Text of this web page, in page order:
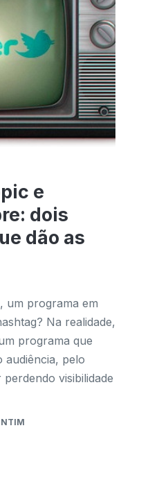
e
dois
dão as
um programa em
Na realidade,
programa que
audiência, pelo
visibilidade